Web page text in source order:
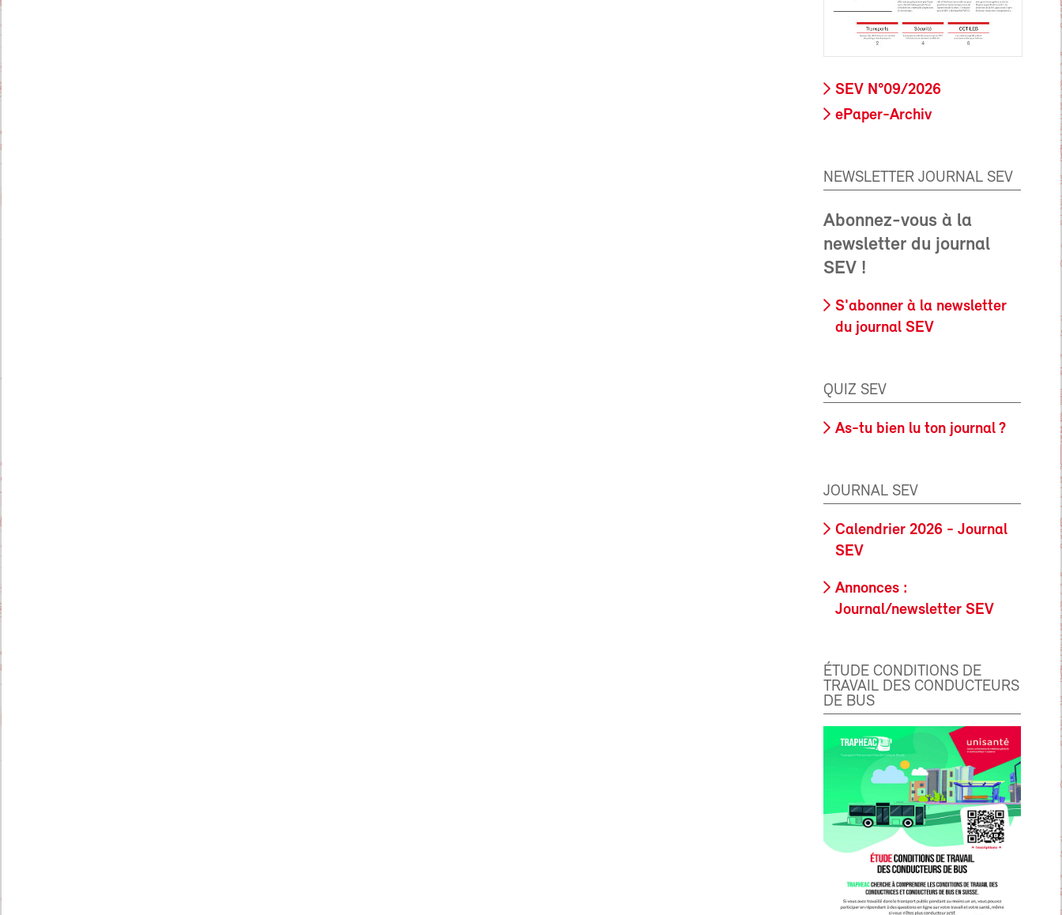
SEV N°09/2026
ePaper-Archiv
NEWSLETTER JOURNAL SEV
Abonnez-vous à la
newsletter du journal
SEV !
S'abonner à la newsletter
du journal SEV
QUIZ SEV
As-tu bien lu ton journal ?
JOURNAL SEV
Calendrier 2026 - Journal
SEV
Annonces :
Journal/newsletter SEV
ÉTUDE CONDITIONS DE
TRAVAIL DES CONDUCTEURS
DE BUS